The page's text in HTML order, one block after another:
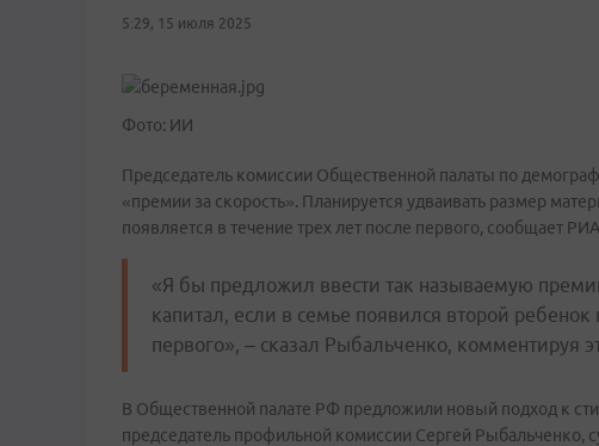
5:29, 15 июля 2025
Фото: ИИ
Председатель комиссии Общественной палаты по
«премии за скорость». Планируется удваивать размер
появляется в течение трех лет после первого, сообщает
«Я бы предложил ввести так называемую
капитал, если в семье появился второй
первого», – сказал Рыбальченко, комментируя
В Общественной палате РФ предложили новый подход к
председатель профильной комиссии Сергей Рыбальченко,